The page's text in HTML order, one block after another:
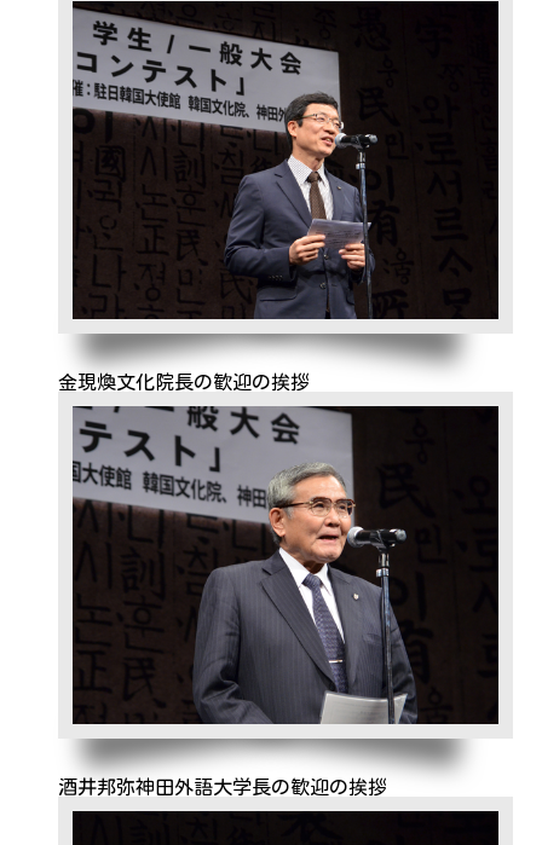
金現煥文化院長の歓迎の挨拶
酒井邦弥神田外語大学長の歓迎の挨拶